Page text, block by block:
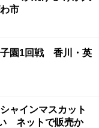
市
子園1回戦 香川・英
ャインマスカット
ネットで販売か